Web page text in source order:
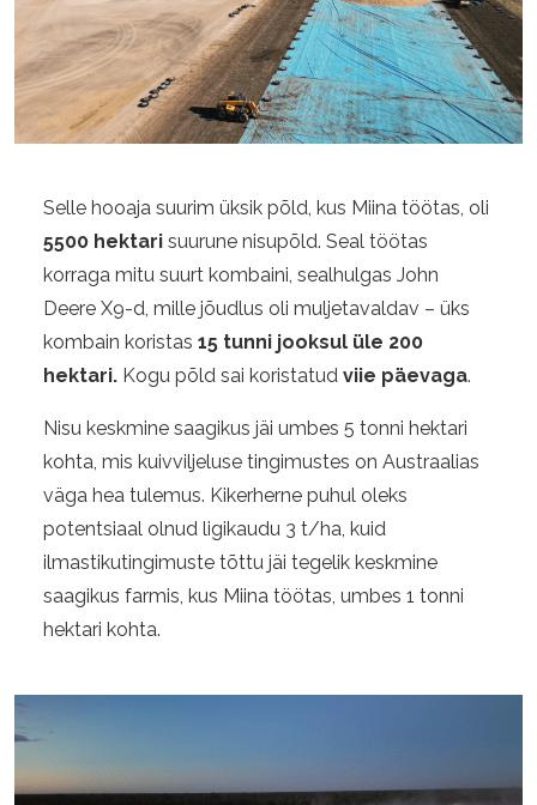
Selle hooaja suurim üksik põld, kus Miina töötas, oli
5500 hektari suurune nisupõld. Seal töötas
korraga mitu suurt kombaini, sealhulgas John
Deere X9-d, mille jõudlus oli muljetavaldav – üks
kombain koristas 15 tunni jooksul üle 200
hektari. Kogu põld sai koristatud viie päevaga.
Nisu keskmine saagikus jäi umbes 5 tonni hektari
kohta, mis kuivviljeluse tingimustes on Austraalias
väga hea tulemus. Kikerherne puhul oleks
potentsiaal olnud ligikaudu 3 t/ha, kuid
ilmastikutingimuste tõttu jäi tegelik keskmine
saagikus farmis, kus Miina töötas, umbes 1 tonni
hektari kohta.